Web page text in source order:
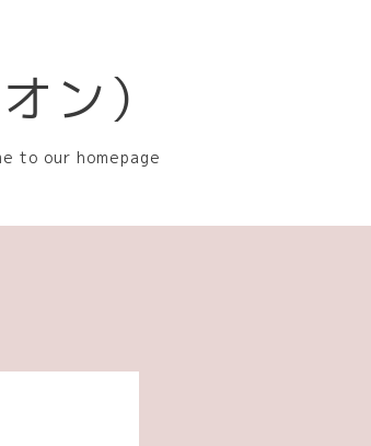
ン）
to our homepage